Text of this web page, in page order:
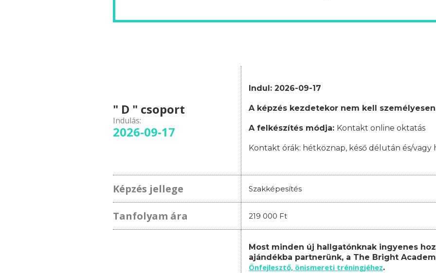
" D " csoport
Indulás:
2026-09-17
Indul: 2026-09-17
A képzés kezdetekor nem kell
A felkészítés módja: Kontakt online oktatás
Kontakt órák: hétköznap, késő délután és/vagy
Képzés jellege Szakképesítés
Tanfolyam ára 219 000 Ft
Most minden új hallgatónknak ingyenes
ajándékba partnerünk, a The Bright
Önfejlesztő, önismereti tréningjéhez.